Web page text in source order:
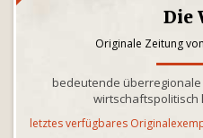
Die
Originale Zeitung
bedeutende
wirtschaftspolitisch
letztes verfügbares